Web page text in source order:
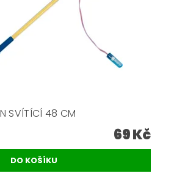
SVÍTÍCÍ 48 CM
69 Kč